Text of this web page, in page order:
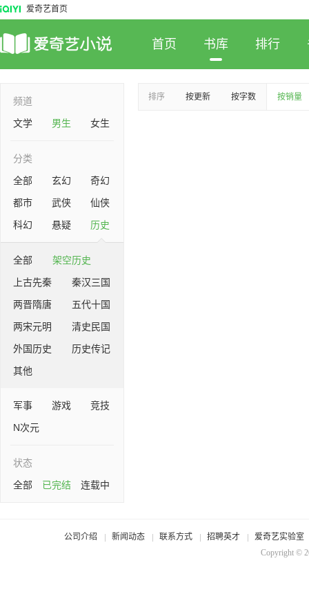
爱奇艺首页
首页 书库 排行
频道
文学
男生 女生
分类
全部
玄幻
奇幻
都市
武侠
仙侠
科幻
悬疑 历史
全部
架空历史
上古先秦
秦汉三国
两晋隋唐
五代十国
两宋元明
清史民国
外国历史
历史传记
其他
军事 游戏
竞技
N次元
状态
全部
已完结 连载中
排序 按更新 按字数 按销量
公司介绍 新闻动态 联系方式 招聘英才
爱奇艺实验室
Copyright ©